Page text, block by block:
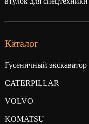
Каталог
Гусеничный экскаватор
CATERPILLAR
VOLVO
KOMATSU